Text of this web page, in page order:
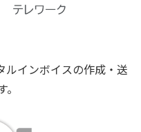
インボイスの作成・送